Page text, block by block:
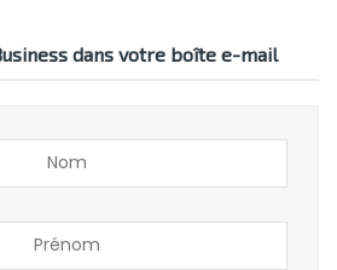
dans votre boîte e-mail